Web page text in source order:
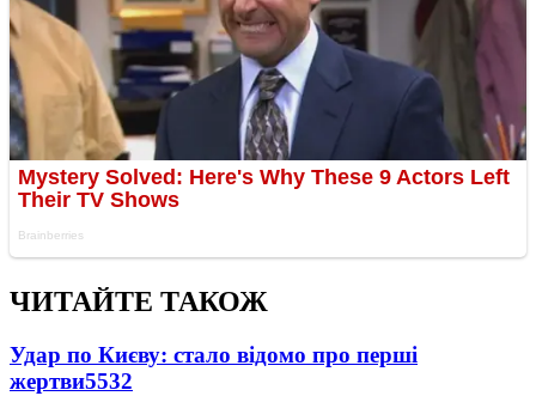
ЧИТАЙТЕ ТАКОЖ
Удар по Києву: стало відомо про перші
жертви5532